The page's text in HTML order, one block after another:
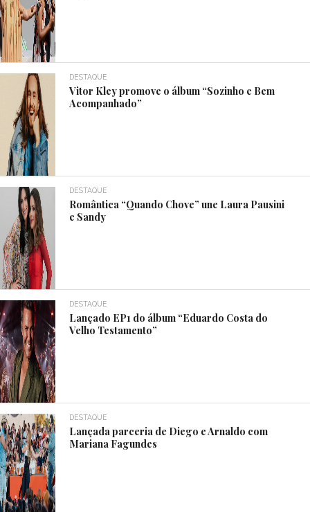
DESTAQUE
Vitor Kley promove o álbum “Sozinho e Bem
Acompanhado”
DESTAQUE
Romântica “Quando Chove” une Laura Pausini
e Sandy
DESTAQUE
Lançado EP1 do álbum “Eduardo Costa do
Velho Testamento”
DESTAQUE
Lançada parceria de Diego e Arnaldo com
Mariana Fagundes